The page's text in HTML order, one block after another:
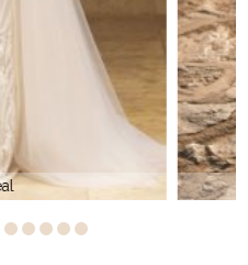
AMARA by Monreal